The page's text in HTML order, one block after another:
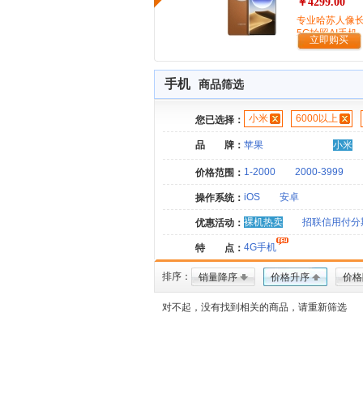
专业哈苏人像
5G拍照AI手机
立即购买
手机 商品筛选
您已选择： 小米 6000以上
品 牌： 苹果 小米
价格范围： 1-2000 2000-3999
操作系统： iOS 安卓
优惠活动： 裸机热卖 招联信用付分
特 点： 4G手机
排序： 销量降序 价格升序 价
对不起，没有找到相关的商品，请重新筛选